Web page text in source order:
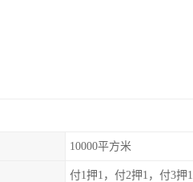
10000平方米
付1押1，付2押1，付3押1